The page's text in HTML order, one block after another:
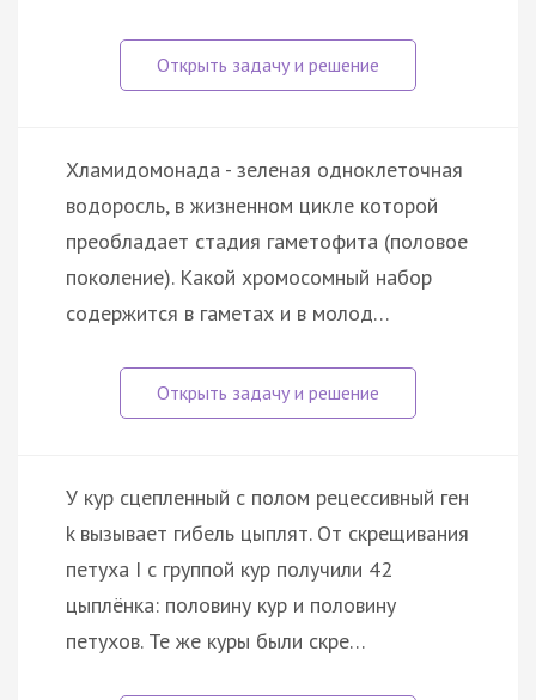
Хламидомонада - зеленая одноклеточная
водоросль, в жизненном цикле которой
преобладает стадия гаметофита (половое
поколение). Какой хромосомный набор
содержится в гаметах и в молод…
У кур сцепленный с полом рецессивный ген
k вызывает гибель цыплят. От скрещивания
петуха I с группой кур получили 42
цыплёнка: половину кур и половину
петухов. Те же куры были скре…